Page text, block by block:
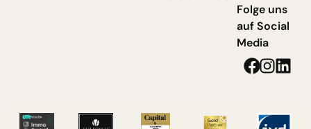
Folge uns
auf Social
Media